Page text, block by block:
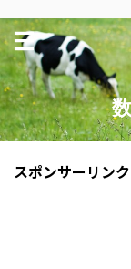
スポンサーリンク